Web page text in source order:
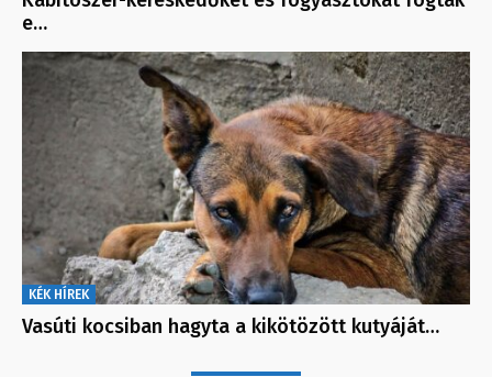
e…
KÉK HÍREK
Vasúti kocsiban hagyta a kikötözött kutyáját…